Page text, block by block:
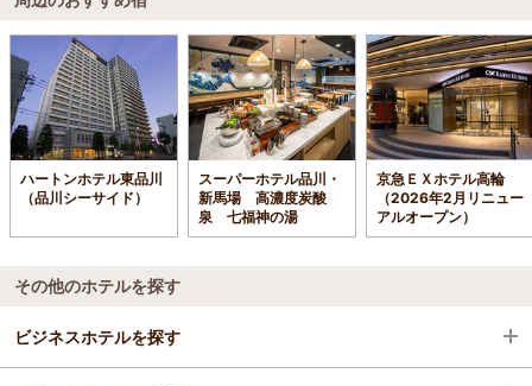
ハートンホテル東品川
（品川シーサイド）
スーパーホテル品川・
新馬場 高濃度炭酸
泉 七福神の湯
京急ＥＸホテル高輪
（2026年2月リニュー
アルオープン）
その他のホテルを探す
ビジネスホテルを探す